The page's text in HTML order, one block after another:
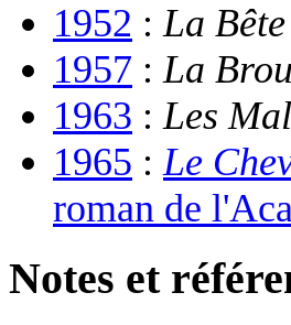
1952 :La
1957 :La
1963 :Les
1965 :Le
roman de
Notes et